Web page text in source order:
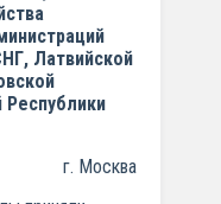
Латвийской
Республики
г. Москва